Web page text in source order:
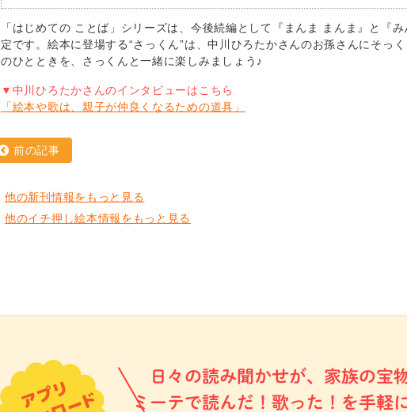
「はじめての ことば」シリーズは、今後続編として『まんま まんま』と『
定です。絵本に登場する“さっくん”は、中川ひろたかさんのお孫さんにそっ
のひとときを、さっくんと一緒に楽しみましょう♪
▼中川ひろたかさんのインタビューはこちら
「絵本や歌は、親子が仲良くなるための道具」
前の記事
他の新刊情報をもっと見る
他のイチ押し絵本情報をもっと見る
日々の読み聞かせが、家族の宝
ミーテで読んだ！歌った！を手軽